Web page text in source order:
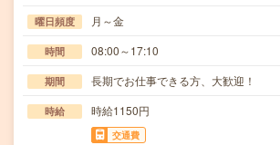
曜日頻度 月～金
時間 08:00～17:10
期間 長期でお仕事できる方、大歓迎！
時給 時給1150円
交通費